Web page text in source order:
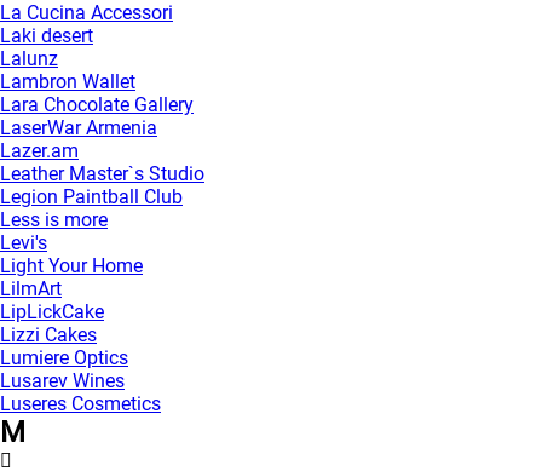
La Cucina Accessori
Laki desert
Lalunz
Lambron Wallet
Lara Chocolate Gallery
LaserWar Armenia
Lazer.am
Leather Master`s Studio
Legion Paintball Club
Less is more
Levi's
Light Your Home
LilmArt
LipLickCake
Lizzi Cakes
Lumiere Optics
Lusarev Wines
Luseres Cosmetics
M